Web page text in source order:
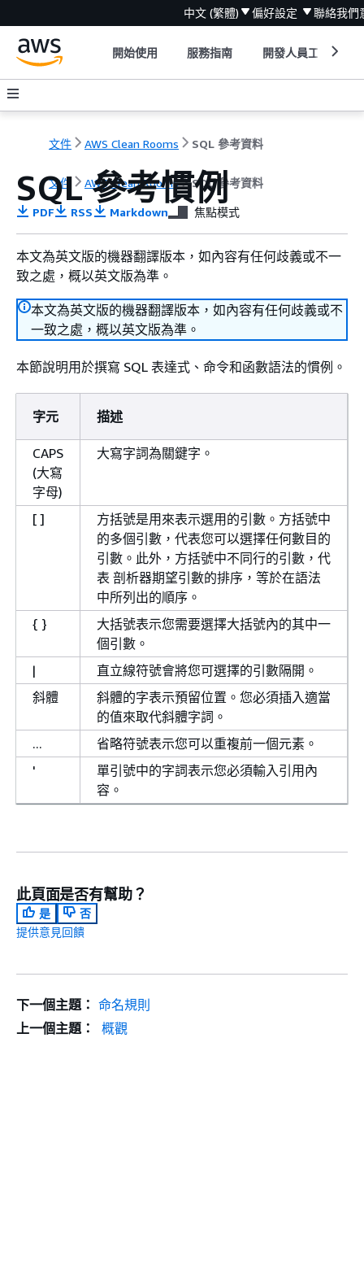
中文 (繁體) 偏好設定 聯絡我們
開始使用 服務指南 開發人員工具
文件 AWS Clean Rooms SQL 參考資料
文件 AWS Clean Rooms SQL 參考資料
SQL 參考慣例
PDF RSS Markdown 焦點模式
本文為英文版的機器翻譯版本，如內容有任何歧義或不一
致之處，概以英文版為準。
本文為英文版的機器翻譯版本，如內容有任何歧義或不
一致之處，概以英文版為準。
本節說明用於撰寫 SQL 表達式、命令和函數語法的慣例。
字元 描述
CAPS
(大寫
字母)
大寫字詞為關鍵字。
[ ]
方括號是用來表示選用的引數。方括號中
的多個引數，代表您可以選擇任何數目的
引數。此外，方括號中不同行的引數，代
表 剖析器期望引數的排序，等於在語法
中所列出的順序。
{ }
大括號表示您需要選擇大括號內的其中一
個引數。
|
直立線符號會將您可選擇的引數隔開。
斜體
斜體的字表示預留位置。您必須插入適當
的值來取代斜體字詞。
...
省略符號表示您可以重複前一個元素。
'
單引號中的字詞表示您必須輸入引用內
容。
此頁面是否有幫助？
是
否
提供意見回饋
下一個主題： 命名規則
上一個主題：
概觀